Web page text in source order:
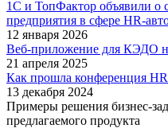
1С и ТопФактор объявили о
предприятия в сфере HR-
12 января 2026
Веб-приложение для КЭДО
21 апреля 2025
Как прошла конференция
13 декабря 2024
Примеры решения бизнес-
предлагаемого продукта